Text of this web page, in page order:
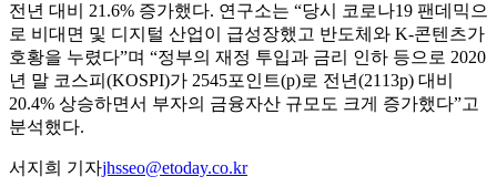
전년 대비 21.6% 증가했다. 연구소는 “당시 코로나19 팬데믹으
로 비대면 및 디지털 산업이 급성장했고 반도체와 K-콘텐츠가
호황을 누렸다”며 “정부의 재정 투입과 금리 인하 등으로 2020
년 말 코스피(KOSPI)가 2545포인트(p)로 전년(2113p) 대비
20.4% 상승하면서 부자의 금융자산 규모도 크게 증가했다”고
분석했다.
서지희 기자jhsseo@etoday.co.kr